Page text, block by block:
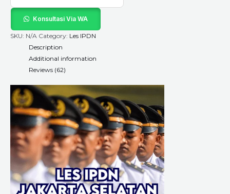
Konsultasi Via WA
SKU: N/A Category: Les IPDN
Description
Additional information
Reviews (62)